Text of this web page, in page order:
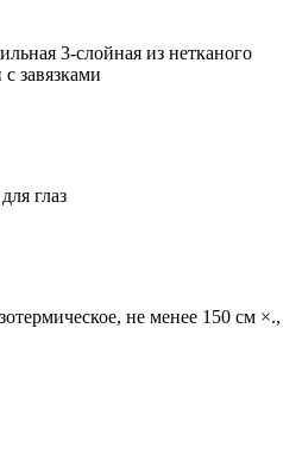
3-слойная из нетканого
завязками
глаз
не менее 150 см ×.,